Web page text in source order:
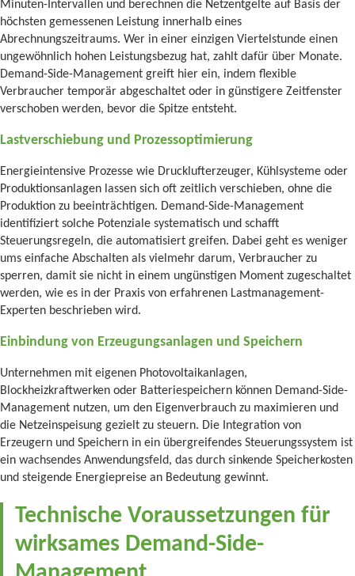
Minuten-Intervallen und berechnen die Netzentgelte auf Basis der
höchsten gemessenen Leistung innerhalb eines
Abrechnungszeitraums. Wer in einer einzigen Viertelstunde einen
ungewöhnlich hohen Leistungsbezug hat, zahlt dafür über Monate.
Demand-Side-Management greift hier ein, indem flexible
Verbraucher temporär abgeschaltet oder in günstigere Zeitfenster
verschoben werden, bevor die Spitze entsteht.
Lastverschiebung und Prozessoptimierung
Energieintensive Prozesse wie Drucklufterzeuger, Kühlsysteme oder
Produktionsanlagen lassen sich oft zeitlich verschieben, ohne die
Produktion zu beeinträchtigen. Demand-Side-Management
identifiziert solche Potenziale systematisch und schafft
Steuerungsregeln, die automatisiert greifen. Dabei geht es weniger
ums einfache Abschalten als vielmehr darum, Verbraucher zu
sperren, damit sie nicht in einem ungünstigen Moment zugeschaltet
werden, wie es in der Praxis von erfahrenen Lastmanagement-
Experten beschrieben wird.
Einbindung von Erzeugungsanlagen und Speichern
Unternehmen mit eigenen Photovoltaikanlagen,
Blockheizkraftwerken oder Batteriespeichern können Demand-Side-
Management nutzen, um den Eigenverbrauch zu maximieren und
die Netzeinspeisung gezielt zu steuern. Die Integration von
Erzeugern und Speichern in ein übergreifendes Steuerungssystem ist
ein wachsendes Anwendungsfeld, das durch sinkende Speicherkosten
und steigende Energiepreise an Bedeutung gewinnt.
Technische Voraussetzungen für
wirksames Demand-Side-